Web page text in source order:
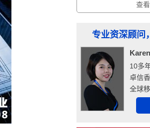
查
专业资深顾问
10多
卓信
全球